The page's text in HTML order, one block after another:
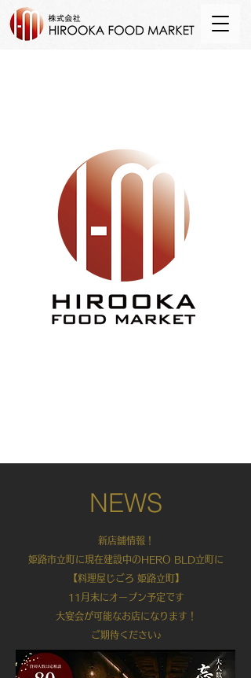
NEWS
新店舗情報！
姫路市立町に現在建設中のHERO BLD立町に
【料理屋じごろ 姫路立町】
11月末にオープン予定です
大宴会が可能なお店になります！
​ご期待ください♪